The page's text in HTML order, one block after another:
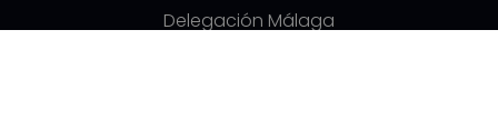
Delegación Málaga